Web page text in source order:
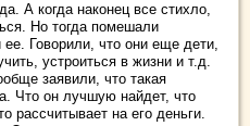
А когда наконец все стихло,
Но тогда помешали
ее. Говорили, что они еще дети,
устроиться в жизни и т.д.
заявили, что такая
Что он лучшую найдет, что
рассчитывает на его деньги.